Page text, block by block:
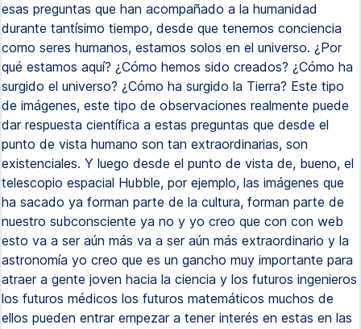
esas preguntas que han acompañado a la humanidad
durante tantísimo tiempo, desde que tenemos conciencia
como seres humanos, estamos solos en el universo. ¿Por
qué estamos aquí? ¿Cómo hemos sido creados? ¿Cómo ha
surgido el universo? ¿Cómo ha surgido la Tierra? Este tipo
de imágenes, este tipo de observaciones realmente puede
dar respuesta científica a estas preguntas que desde el
punto de vista humano son tan extraordinarias, son
existenciales. Y luego desde el punto de vista de, bueno, el
telescopio espacial Hubble, por ejemplo, las imágenes que
ha sacado ya forman parte de la cultura, forman parte de
nuestro subconsciente ya no y yo creo que con con web
esto va a ser aún más va a ser aún más extraordinario y la
astronomía yo creo que es un gancho muy importante para
atraer a gente joven hacia la ciencia y los futuros ingenieros
los futuros médicos los futuros matemáticos muchos de
ellos pueden entrar empezar a tener interés en estas en las